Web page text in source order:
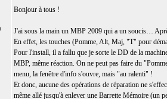
Bonjour à tous !
J'ai sous la main un MBP 2009 qui a un soucis…
En effet, les touches (Pomme, Alt, Maj, "T" pour
Pour l'install, il a fallu que je sorte le DD de la
MBP, même réaction. On ne peut pas faire du
menu, la fenêtre d'info s'ouvre, mais "au ralenti" !
Et donc, aucune des opérations de réparation ne
même allé jusqu'à enlever une Barrette Mémoire (un